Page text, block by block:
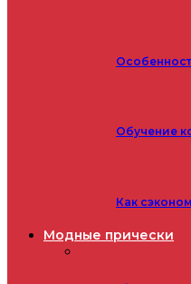
Обучение
Как
Модные прически